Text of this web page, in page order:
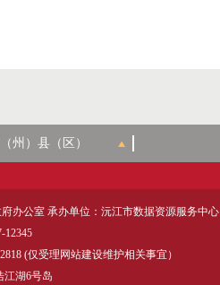
办公室 承办单位：沅江市数据资源服务中心
12345
(仅受理网站建设维护相关事宜）
江湖6号岛